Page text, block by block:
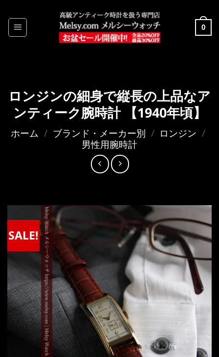
to
content
0
ロンジンの細身で縦長の上品なア
ンティーク腕時計 【1940年頃】
ホーム / ブランド・メーカー別 / ロンジン /
男性用腕時計
SALE!